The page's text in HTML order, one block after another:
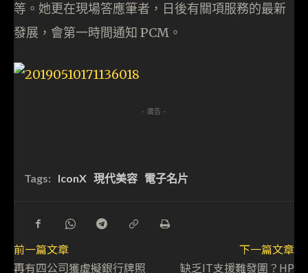
等。她更在現場答應筆者，日後有關項服務的最新
發展，會第一時間通知 PCM。
- 廣告 -
Tags: IconX 現代美容 電子名片
前一篇文章
再有四公司獲虛擬銀行牌照
下一篇文章
缺乏IT支援難發圍？HP